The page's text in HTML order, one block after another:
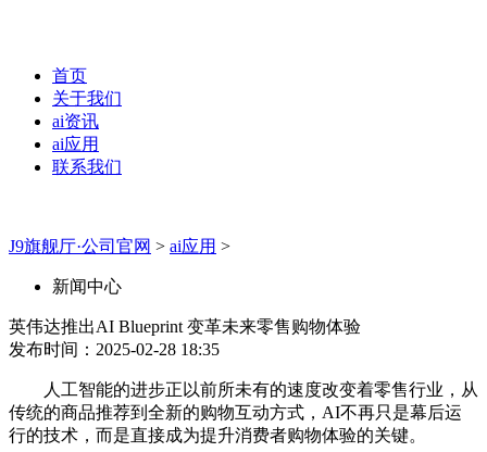
首页
关于我们
ai资讯
ai应用
联系我们
J9旗舰厅·公司官网 > ai应用 >
新闻中心
英伟达推出AI Blueprint 变革未来零售购物体验
发布时间：2025-02-28 18:35
人工智能的进步正以前所未有的速度改变着零售行业，从
传统的商品推荐到全新的购物互动方式，AI不再只是幕后运
行的技术，而是直接成为提升消费者购物体验的关键。